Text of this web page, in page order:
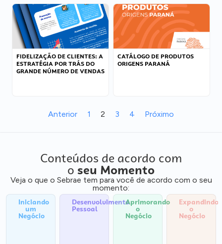
FIDELIZAÇÃO DE CLIENTES: A
ESTRATÉGIA POR TRÁS DO
GRANDE NÚMERO DE VENDAS
CATÁLOGO DE PRODUTOS
ORIGENS PARANÁ
Anterior 1 2 3 4 Próximo
Conteúdos de acordo com
o seu Momento
Veja o que o Sebrae tem para você de acordo com o seu
momento:
Iniciando
um
Negócio
Desenvolvimento
Pessoal
Aprimorando
o
Negócio
Expandindo
o
Negócio